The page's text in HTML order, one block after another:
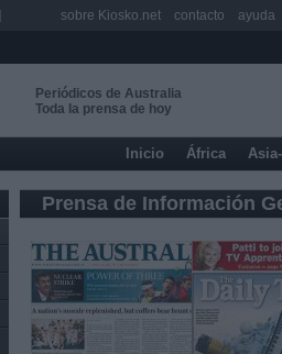
Periódicos de Australia
Toda la prensa de hoy
Inicio África
Prensa de Información
sobre Kiosko.net contacto ayuda